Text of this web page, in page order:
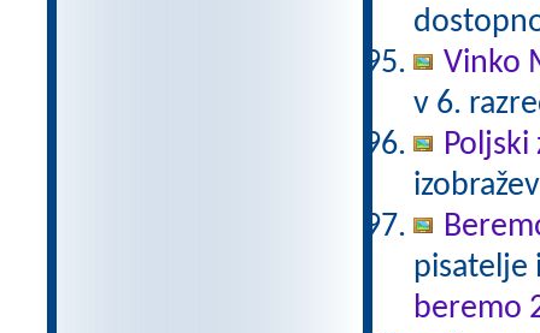
Vinko
v 6.
Poljski
pisatelje
beremo